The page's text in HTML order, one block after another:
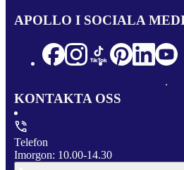
APOLLO I SOCIALA
KONTAKTA OSS
Telefon
Imorgon: 10.00-14.30